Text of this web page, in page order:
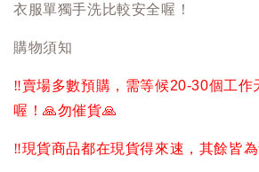
衣服單獨手洗比較安全喔！
購物須知
‼️賣場多數預購，需等候20-30個工作
喔！🙏勿催貨🙏
‼️現貨商品都在現貨得來速，其餘皆